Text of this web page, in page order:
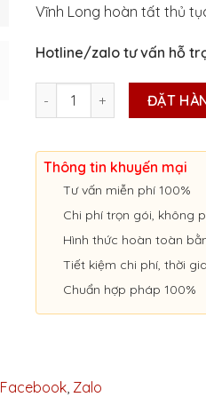
Vĩnh Long hoàn tất thủ
Hotline/zalo tư vấn hỗ
Dịch vụ xin giấy phép kinh
ĐẶT
Thông tin khuyến mại
Tư vấn miễn phí 100%
Chi phí trọn gói, không
Hình thức hoàn toàn
Tiết kiệm chi phí, thời
Chuẩn hợp pháp 100%
Facebook, Zalo